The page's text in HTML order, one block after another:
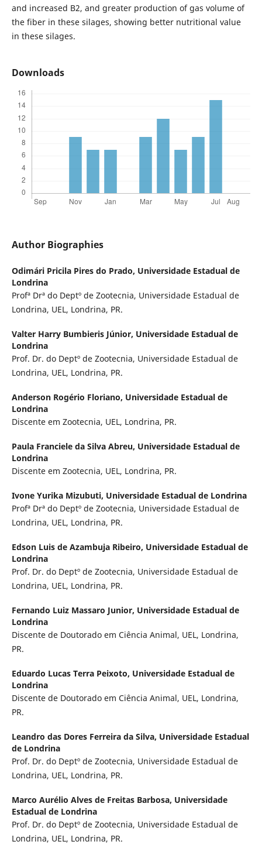
and increased B2, and greater production of gas volume of
the fiber in these silages, showing better nutritional value
in these silages.
Downloads
Author Biographies
Odimári Pricila Pires do Prado, Universidade Estadual de
Londrina
Profª Drª do Deptº de Zootecnia, Universidade Estadual de
Londrina, UEL, Londrina, PR.
Valter Harry Bumbieris Júnior, Universidade Estadual de
Londrina
Prof. Dr. do Deptº de Zootecnia, Universidade Estadual de
Londrina, UEL, Londrina, PR.
Anderson Rogério Floriano, Universidade Estadual de
Londrina
Discente em Zootecnia, UEL, Londrina, PR.
Paula Franciele da Silva Abreu, Universidade Estadual de
Londrina
Discente em Zootecnia, UEL, Londrina, PR.
Ivone Yurika Mizubuti, Universidade Estadual de Londrina
Profª Drª do Deptº de Zootecnia, Universidade Estadual de
Londrina, UEL, Londrina, PR.
Edson Luis de Azambuja Ribeiro, Universidade Estadual de
Londrina
Prof. Dr. do Deptº de Zootecnia, Universidade Estadual de
Londrina, UEL, Londrina, PR.
Fernando Luiz Massaro Junior, Universidade Estadual de
Londrina
Discente de Doutorado em Ciência Animal, UEL, Londrina,
PR.
Eduardo Lucas Terra Peixoto, Universidade Estadual de
Londrina
Discente de Doutorado em Ciência Animal, UEL, Londrina,
PR.
Leandro das Dores Ferreira da Silva, Universidade Estadual
de Londrina
Prof. Dr. do Deptº de Zootecnia, Universidade Estadual de
Londrina, UEL, Londrina, PR.
Marco Aurélio Alves de Freitas Barbosa, Universidade
Estadual de Londrina
Prof. Dr. do Deptº de Zootecnia, Universidade Estadual de
Londrina, UEL, Londrina, PR.